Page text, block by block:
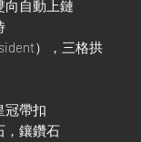
向自動上鏈
），三格拱
冠帶扣
，鑲鑽石